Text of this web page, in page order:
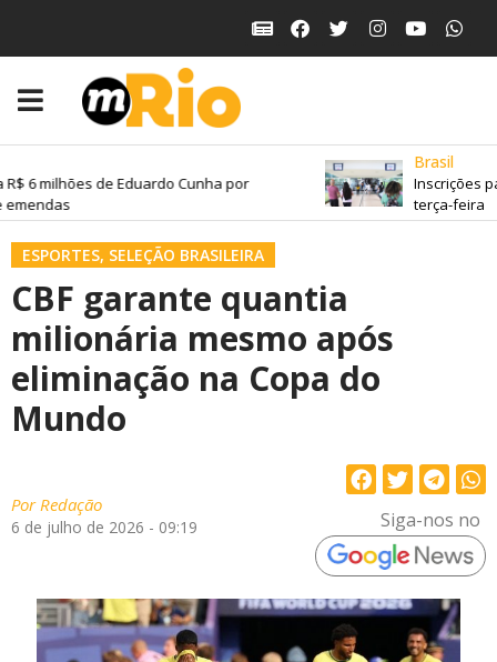
6 milhões de Eduardo Cunha por
Brasil
Inscrições
terça-feira
ESPORTES, SELEÇÃO BRASILEIRA
CBF garante quantia
milionária mesmo após
eliminação na Copa do
Mundo
PorRedação
6 de julho de 2026 - 09:19 Siga-nos no